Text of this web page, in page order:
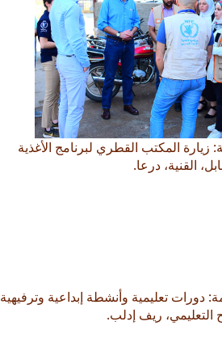
زيارة المكتب القطري لبرنامج الأغذية
القنية، درعا.
دورات تعليمية وأنشطة إبداعية وترفيهية
التعليمي، ريف إدلب.